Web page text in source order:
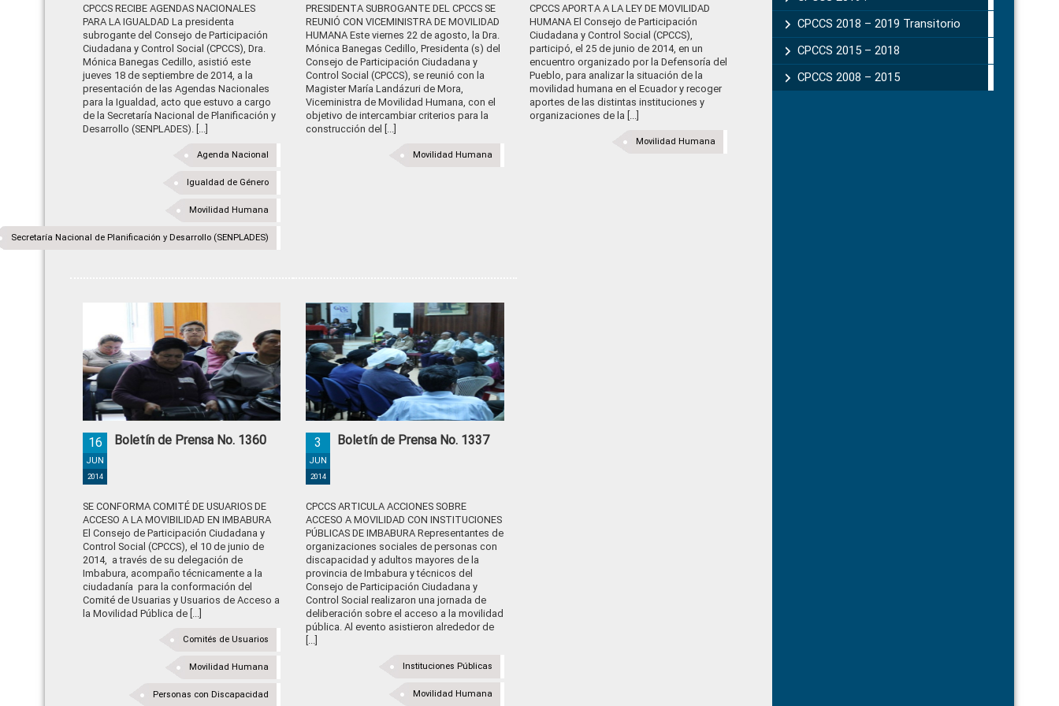
CPCCS RECIBE AGENDAS NACIONALES
PARA LA IGUALDAD La presidenta
subrogante del Consejo de Participación
Ciudadana y Control Social (CPCCS), Dra.
Mónica Banegas Cedillo, asistió este
jueves 18 de septiembre de 2014, a la
presentación de las Agendas Nacionales
para la Igualdad, acto que estuvo a cargo
de la Secretaría Nacional de Planificación y
Desarrollo (SENPLADES). [...]
Agenda Nacional
Igualdad de Género
Movilidad Humana
Secretaría Nacional de Planificación y Desarrollo (SENPLADES)
PRESIDENTA SUBROGANTE DEL CPCCS SE
REUNIÓ CON VICEMINISTRA DE MOVILIDAD
HUMANA Este viernes 22 de agosto, la Dra.
Mónica Banegas Cedillo, Presidenta (s) del
Consejo de Participación Ciudadana y
Control Social (CPCCS), se reunió con la
Magister María Landázuri de Mora,
Viceministra de Movilidad Humana, con el
objetivo de intercambiar criterios para la
construcción del [...]
Movilidad Humana
CPCCS APORTA A LA LEY DE MOVILIDAD
HUMANA El Consejo de Participación
Ciudadana y Control Social (CPCCS),
participó, el 25 de junio de 2014, en un
encuentro organizado por la Defensoría del
Pueblo, para analizar la situación de la
movilidad humana en el Ecuador y recoger
aportes de las distintas instituciones y
organizaciones de la [...]
Movilidad Humana
Boletín de Prensa No. 1360
16
JUN
2014
SE CONFORMA COMITÉ DE USUARIOS DE
ACCESO A LA MOVIBILIDAD EN IMBABURA
El Consejo de Participación Ciudadana y
Control Social (CPCCS), el 10 de junio de
2014, a través de su delegación de
Imbabura, acompaño técnicamente a la
ciudadanía para la conformación del
Comité de Usuarias y Usuarios de Acceso a
la Movilidad Pública de [...]
Comités de Usuarios
Movilidad Humana
Personas con Discapacidad
Boletín de Prensa No. 1337
3
JUN
2014
CPCCS ARTICULA ACCIONES SOBRE
ACCESO A MOVILIDAD CON INSTITUCIONES
PÚBLICAS DE IMBABURA Representantes de
organizaciones sociales de personas con
discapacidad y adultos mayores de la
provincia de Imbabura y técnicos del
Consejo de Participación Ciudadana y
Control Social realizaron una jornada de
deliberación sobre el acceso a la movilidad
pública. Al evento asistieron alrededor de
[...]
Instituciones Públicas
Movilidad Humana
CPCCS 2018 – 2019 Transitorio
CPCCS 2015 – 2018
CPCCS 2008 – 2015